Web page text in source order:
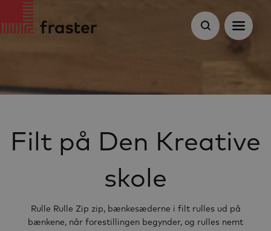
Filt på Den Kreative
skole
Rulle Rulle Zip zip, bænkesæderne i filt rulles ud på
bænkene, når forestillingen begynder, og rulles nemt